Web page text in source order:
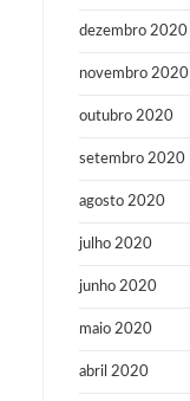
dezembro 2020
novembro 2020
outubro 2020
setembro 2020
agosto 2020
julho 2020
junho 2020
maio 2020
abril 2020